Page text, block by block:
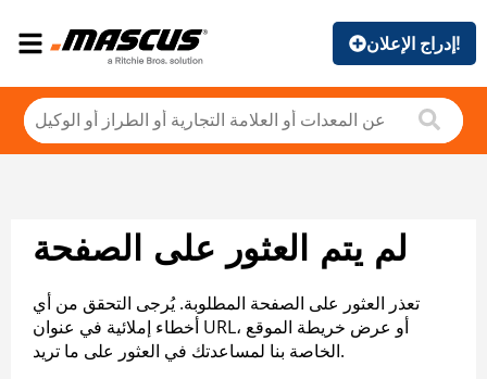
إدراج الإعلان!
لم يتم العثور على الصفحة
تعذر العثور على الصفحة المطلوبة. يُرجى التحقق من أي
أخطاء إملائية في عنوان URL، أو عرض خريطة الموقع
الخاصة بنا لمساعدتك في العثور على ما تريد.